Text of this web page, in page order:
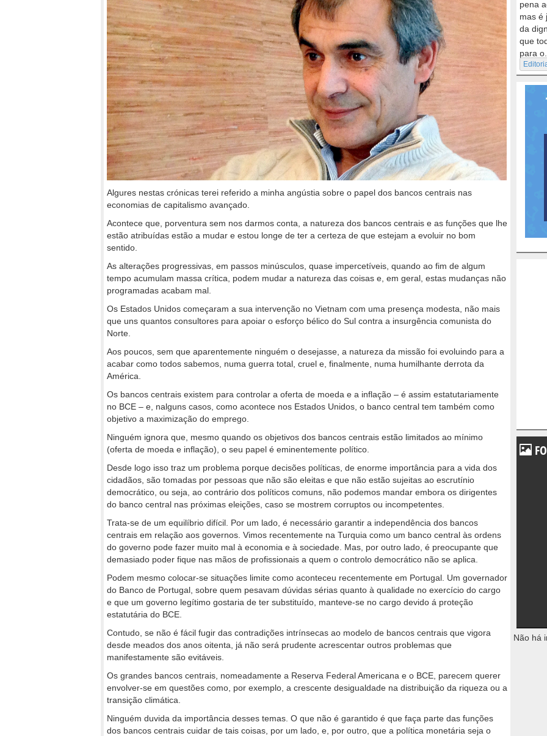
Algures nestas crónicas terei referido a minha angústia sobre o papel dos bancos centrais nas
economias de capitalismo avançado.
Acontece que, porventura sem nos darmos conta, a natureza dos bancos centrais e as funções que lhe
estão atribuídas estão a mudar e estou longe de ter a certeza de que estejam a evoluir no bom
sentido.
As alterações progressivas, em passos minúsculos, quase impercetíveis, quando ao fim de algum
tempo acumulam massa crítica, podem mudar a natureza das coisas e, em geral, estas mudanças não
programadas acabam mal.
Os Estados Unidos começaram a sua intervenção no Vietnam com uma presença modesta, não mais
que uns quantos consultores para apoiar o esforço bélico do Sul contra a insurgência comunista do
Norte.
Aos poucos, sem que aparentemente ninguém o desejasse, a natureza da missão foi evoluindo para a
acabar como todos sabemos, numa guerra total, cruel e, finalmente, numa humilhante derrota da
América.
Os bancos centrais existem para controlar a oferta de moeda e a inflação – é assim estatutariamente
no BCE – e, nalguns casos, como acontece nos Estados Unidos, o banco central tem também como
objetivo a maximização do emprego.
Ninguém ignora que, mesmo quando os objetivos dos bancos centrais estão limitados ao mínimo
(oferta de moeda e inflação), o seu papel é eminentemente político.
Desde logo isso traz um problema porque decisões políticas, de enorme importância para a vida dos
cidadãos, são tomadas por pessoas que não são eleitas e que não estão sujeitas ao escrutínio
democrático, ou seja, ao contrário dos políticos comuns, não podemos mandar embora os dirigentes
do banco central nas próximas eleições, caso se mostrem corruptos ou incompetentes.
Trata-se de um equilíbrio difícil. Por um lado, é necessário garantir a independência dos bancos
centrais em relação aos governos. Vimos recentemente na Turquia como um banco central às ordens
do governo pode fazer muito mal à economia e à sociedade. Mas, por outro lado, é preocupante que
demasiado poder fique nas mãos de profissionais a quem o controlo democrático não se aplica.
Podem mesmo colocar-se situações limite como aconteceu recentemente em Portugal. Um governador
do Banco de Portugal, sobre quem pesavam dúvidas sérias quanto à qualidade no exercício do cargo
e que um governo legítimo gostaria de ter substituído, manteve-se no cargo devido á proteção
estatutária do BCE.
Contudo, se não é fácil fugir das contradições intrínsecas ao modelo de bancos centrais que vigora
desde meados dos anos oitenta, já não será prudente acrescentar outros problemas que
manifestamente são evitáveis.
Os grandes bancos centrais, nomeadamente a Reserva Federal Americana e o BCE, parecem querer
envolver-se em questões como, por exemplo, a crescente desigualdade na distribuição da riqueza ou a
transição climática.
Ninguém duvida da importância desses temas. O que não é garantido é que faça parte das funções
dos bancos centrais cuidar de tais coisas, por um lado, e, por outro, que a política monetária seja o
pena
mas é
da
que
para
Não há